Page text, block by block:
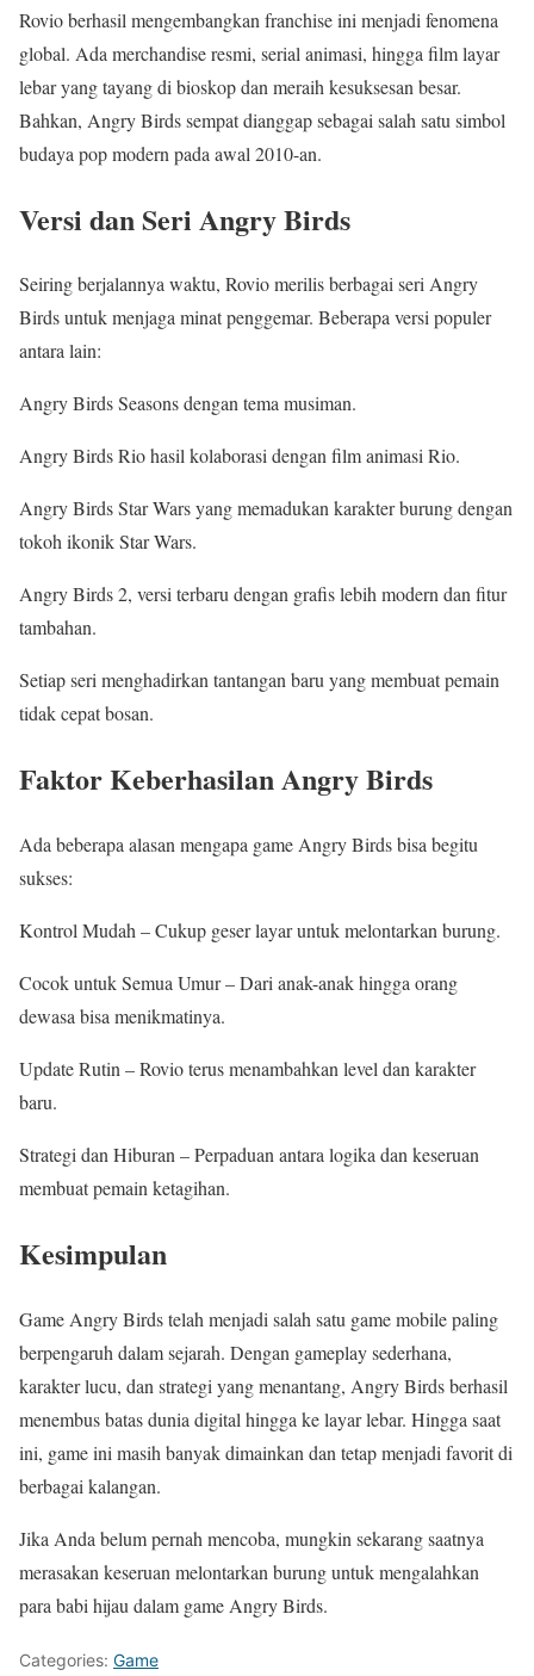
Rovio berhasil mengembangkan franchise ini menjadi fenomena
global. Ada merchandise resmi, serial animasi, hingga film layar
lebar yang tayang di bioskop dan meraih kesuksesan besar.
Bahkan, Angry Birds sempat dianggap sebagai salah satu simbol
budaya pop modern pada awal 2010-an.
Versi dan Seri Angry Birds
Seiring berjalannya waktu, Rovio merilis berbagai seri Angry
Birds untuk menjaga minat penggemar. Beberapa versi populer
antara lain:
Angry Birds Seasons dengan tema musiman.
Angry Birds Rio hasil kolaborasi dengan film animasi Rio.
Angry Birds Star Wars yang memadukan karakter burung dengan
tokoh ikonik Star Wars.
Angry Birds 2, versi terbaru dengan grafis lebih modern dan fitur
tambahan.
Setiap seri menghadirkan tantangan baru yang membuat pemain
tidak cepat bosan.
Faktor Keberhasilan Angry Birds
Ada beberapa alasan mengapa game Angry Birds bisa begitu
sukses:
Kontrol Mudah – Cukup geser layar untuk melontarkan burung.
Cocok untuk Semua Umur – Dari anak-anak hingga orang
dewasa bisa menikmatinya.
Update Rutin – Rovio terus menambahkan level dan karakter
baru.
Strategi dan Hiburan – Perpaduan antara logika dan keseruan
membuat pemain ketagihan.
Kesimpulan
Game Angry Birds telah menjadi salah satu game mobile paling
berpengaruh dalam sejarah. Dengan gameplay sederhana,
karakter lucu, dan strategi yang menantang, Angry Birds berhasil
menembus batas dunia digital hingga ke layar lebar. Hingga saat
ini, game ini masih banyak dimainkan dan tetap menjadi favorit di
berbagai kalangan.
Jika Anda belum pernah mencoba, mungkin sekarang saatnya
merasakan keseruan melontarkan burung untuk mengalahkan
para babi hijau dalam game Angry Birds.
Categories: Game